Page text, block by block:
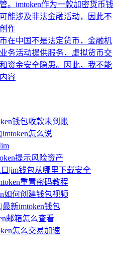
。imtoken作为一款加密货币钱
能涉及非法金融活动，因此不
作
在中国不是法定货币，金融机
务活动提供服务，虚拟货币交
资金安全隐患。因此，我不能
容
钱包收款未到账
怎么说
提示风险资产
|im钱包从哪里下载安全
重置密码教程
如何创建钱包视频
最新imtoken钱包
邮箱怎么查看
怎么交易加速